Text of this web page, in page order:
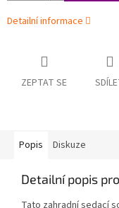
Detailní informace
ZEPTAT SE
Popis Diskuze
Detailní popis